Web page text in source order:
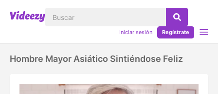
Iniciar sesión Regístrate
Hombre Mayor Asiático Sintiéndose Feliz